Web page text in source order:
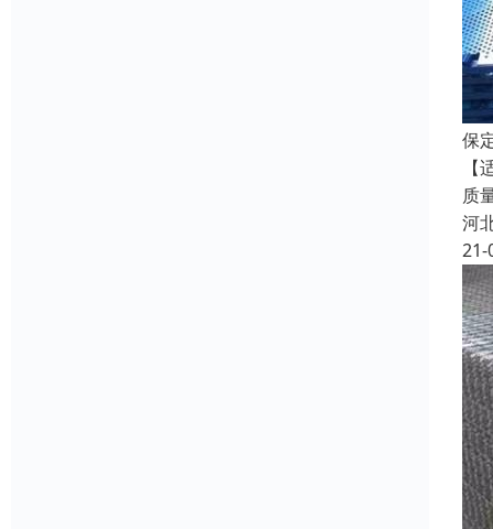
保
质
河
21-